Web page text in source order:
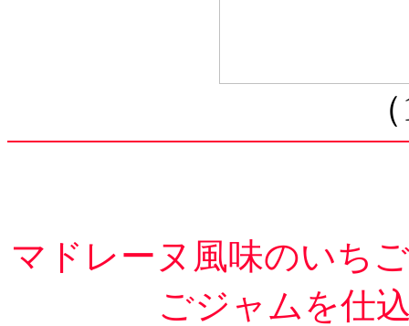
マドレーヌ風味のいち
ごジャムを仕